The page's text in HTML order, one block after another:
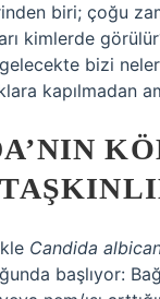
biri; çoğu
kimlerde
bizi
kapılmadan
Candida
başlıyor: